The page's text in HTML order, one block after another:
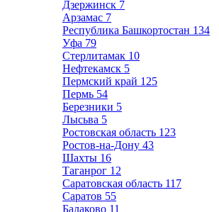
Дзержинск 7
Арзамас 7
Республика Башкортостан 134
Уфа 79
Стерлитамак 10
Нефтекамск 5
Пермский край 125
Пермь 54
Березники 5
Лысьва 5
Ростовская область 123
Ростов-на-Дону 43
Шахты 16
Таганрог 12
Саратовская область 117
Саратов 55
Балаково 11